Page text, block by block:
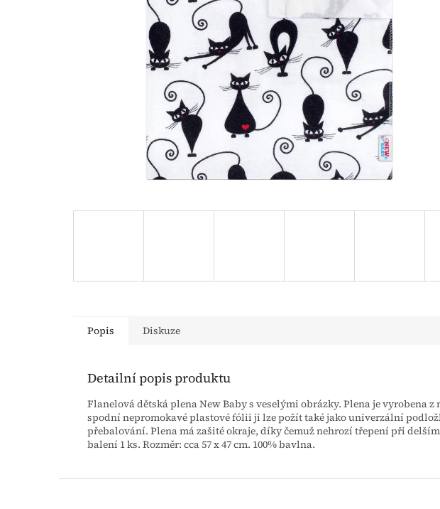
Popis Diskuze
Detailní popis produktu
Flanelová dětská plena New Baby s veselými obrázky. Plena je vyrobena
spodní nepromokavé plastové fólii ji lze požít také jako univerzální
přebalování. Plena má zašité okraje, díky čemuž nehrozí třepení při
balení 1 ks. Rozměr: cca 57 x 47 cm. 100% bavlna.